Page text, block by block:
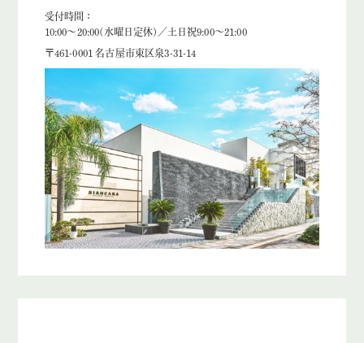
受付時間：
10:00～20:00(水曜日定休)／土日祝9:00～21:00
〒461-0001 名古屋市東区泉3-31-14